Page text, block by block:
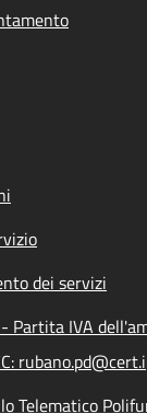
dei servizi
Partita IVA
Telematico